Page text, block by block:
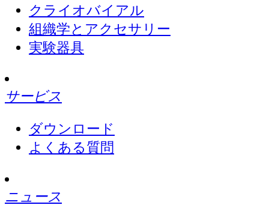
クライオバイアル
組織学とアクセサリー
実験器具
サービス
ダウンロード
よくある質問
ニュース